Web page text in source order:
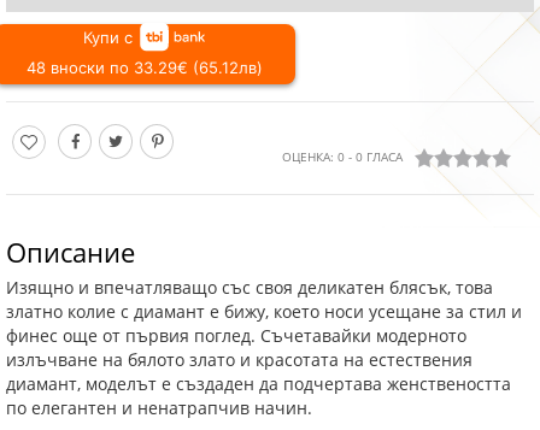
Купи с
48 вноски по 33.29€ (65.12лв)
ОЦЕНКА: 0 - 0 ГЛАСА
Описание
Изящно и впечатляващо със своя деликатен блясък, това
златно колие с диамант е бижу, което носи усещане за стил и
финес още от първия поглед. Съчетавайки модерното
излъчване на бялото злато и красотата на естествения
диамант, моделът е създаден да подчертава женствеността
по елегантен и ненатрапчив начин.